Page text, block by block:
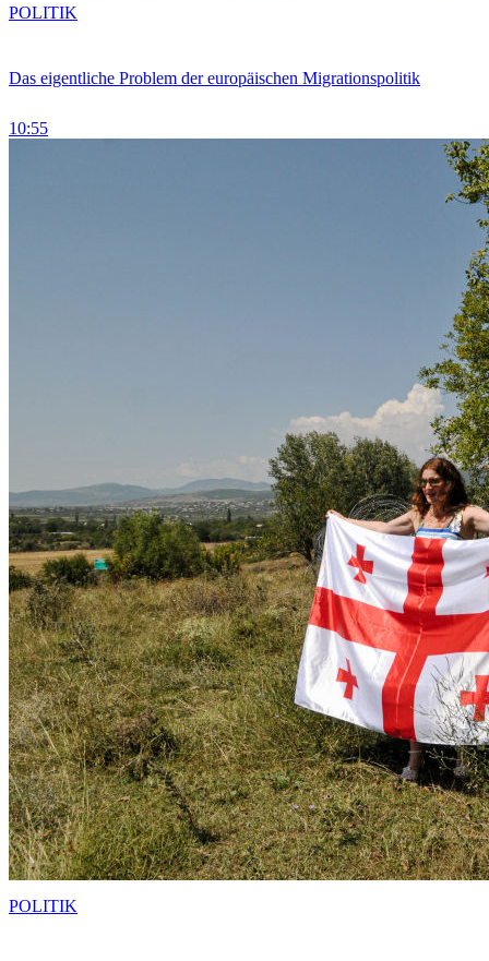
Das eigentliche Problem der europäischen Migrationspolitik
10:55
POLITIK
POLITIK